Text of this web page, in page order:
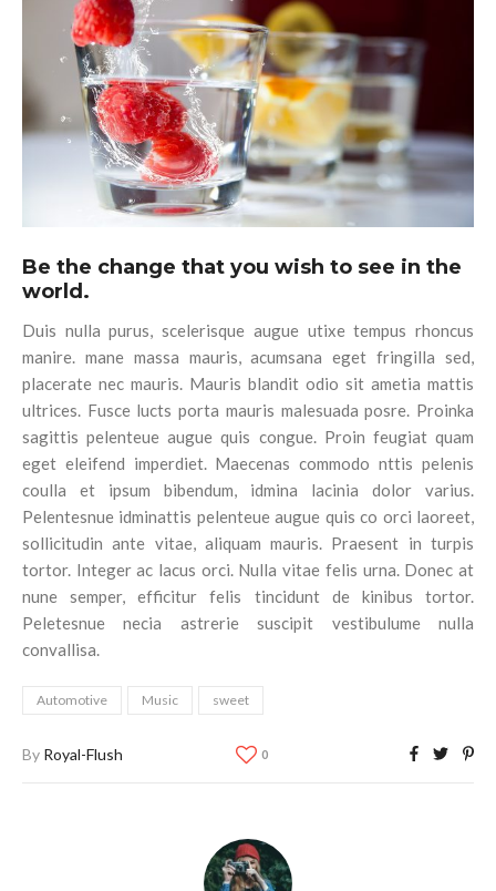
Be the change that you wish to see in the
world.
Duis nulla purus, scelerisque augue utixe tempus rhoncus
manire. mane massa mauris, acumsana eget fringilla sed,
placerate nec mauris. Mauris blandit odio sit ametia mattis
ultrices. Fusce lucts porta mauris malesuada posre. Proinka
sagittis pelenteue augue quis congue. Proin feugiat quam
eget eleifend imperdiet. Maecenas commodo nttis pelenis
coulla et ipsum bibendum, idmina lacinia dolor varius.
Pelentesnue idminattis pelenteue augue quis co orci laoreet,
sollicitudin ante vitae, aliquam mauris. Praesent in turpis
tortor. Integer ac lacus orci. Nulla vitae felis urna. Donec at
nune semper, efficitur felis tincidunt de kinibus tortor.
Peletesnue necia astrerie suscipit vestibulume nulla
convallisa.
Automotive Music sweet
By Royal-Flush 0